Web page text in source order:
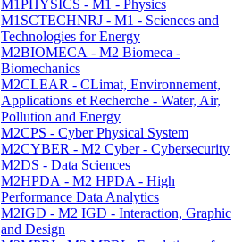
M1PHYSICS - M1 - Physics
M1SCTECHNRJ - M1 - Sciences and
Technologies for Energy
M2BIOMECA - M2 Biomeca -
Biomechanics
M2CLEAR - CLimat, Environnement,
Applications et Recherche - Water, Air,
Pollution and Energy
M2CPS - Cyber Physical System
M2CYBER - M2 Cyber - Cybersecurity
M2DS - Data Sciences
M2HPDA - M2 HPDA - High
Performance Data Analytics
M2IGD - M2 IGD - Interaction, Graphic
and Design